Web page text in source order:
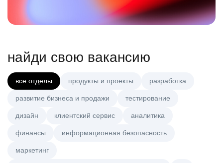
найди свою вакансию
все отделы продукты и проекты разработка
развитие бизнеса и продажи тестирование
дизайн клиентский сервис аналитика
финансы информационная безопасность
маркетинг